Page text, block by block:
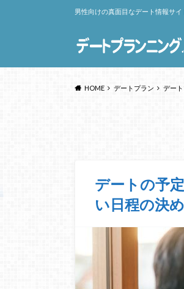
男性向けの真面目なデート情報サイ
HOME デートプラン デー
デートの予
い日程の決